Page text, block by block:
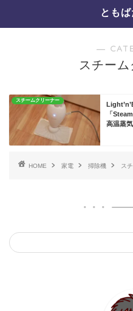
とも
―
スチー
スチームクリーナー
「
高温蒸
HOME 家電 掃除機 ス